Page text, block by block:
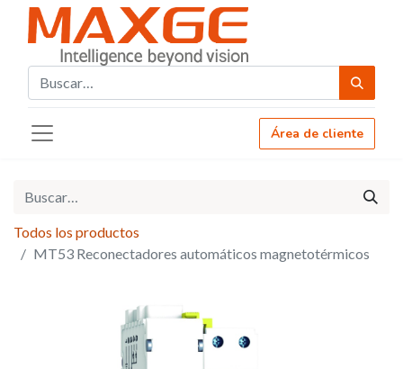
Área de cliente
Todos los productos
MT53 Reconectadores automáticos magnetotérmicos